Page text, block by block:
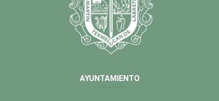
AYUNTAMIENTO